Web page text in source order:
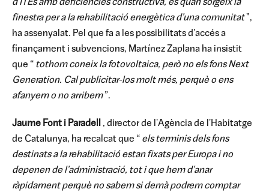
d'ITEs amb deficiències constructiva, és quan sorgeix la
finestra per a la rehabilitació energètica d'una comunitat",
ha assenyalat. Pel que fa a les possibilitats d'accés a
finançament i subvencions, Martínez Zaplana ha insistit
que “ tothom coneix la fotovoltaica, però no els fons Next
Generation. Cal publicitar-los molt més, perquè o ens
afanyem o no arribem”.
Jaume Font i Paradell , director de l'Agència de l'Habitatge
de Catalunya, ha recalcat que “ els terminis dels fons
destinats a la rehabilitació estan fixats per Europa i no
depenen de l'administració, tot i que hem d'anar
ràpidament perquè no sabem si demà podrem comptar